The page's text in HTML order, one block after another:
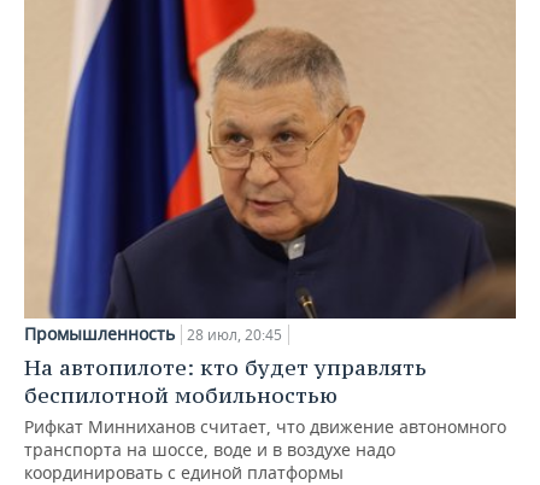
Промышленность 28 июл, 20:45
На автопилоте: кто будет управлять
беспилотной мобильностью
Рифкат Минниханов считает, что движение автономного
транспорта на шоссе, воде и в воздухе надо
координировать с единой платформы